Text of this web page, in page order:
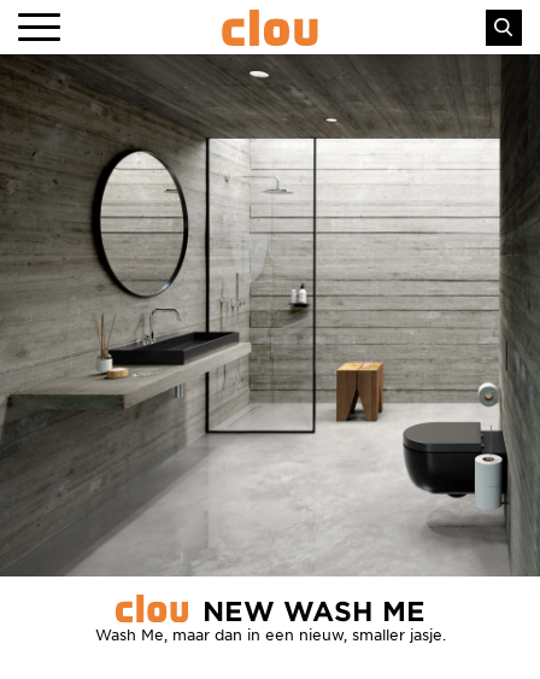
NEW WASH ME
Wash Me, maar dan in een nieuw, smaller jasje.